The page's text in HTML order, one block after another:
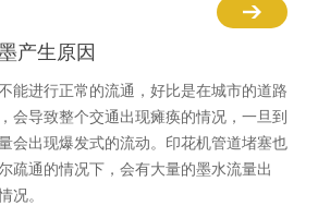
产生原因
能进行正常的流通，好比是在城市的道路
会导致整个交通出现瘫痪的情况，一旦到
会出现爆发式的流动。印花机管道堵塞也
疏通的情况下，会有大量的墨水流量出
况。